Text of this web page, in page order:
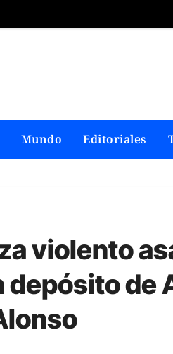
Mundo Editoriales
violento
depósito de